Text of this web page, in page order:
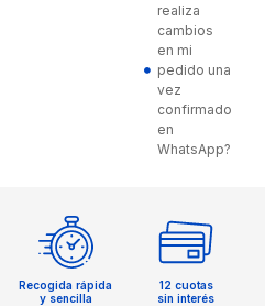
realiza
cambios
en mi
pedido una
vez
confirmado
en
WhatsApp?
Recogida rápida
y sencilla
12 cuotas
sin interés